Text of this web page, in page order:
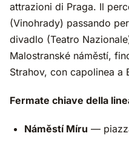
attrazioni di Praga. Il
(Vinohrady) passando
divadlo (Teatro
Malostranské náměstí,
Strahov, con capolinea a
Fermate chiave della
Náměstí Míru —